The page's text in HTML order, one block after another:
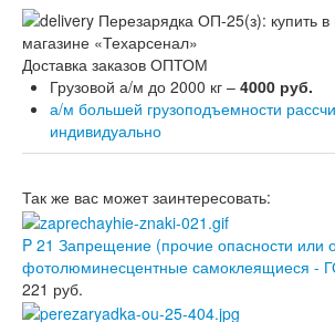
Доставка заказов ОПТОМ
Грузовой а/м до 2000 кг – 4000 руб.
а/м большей грузоподъемности
индивидуально
Так же вас может заинтересовать:
P 21 Запрещение (прочие опасности или
фотолюминесцентные самоклеящиеся -
221 руб.